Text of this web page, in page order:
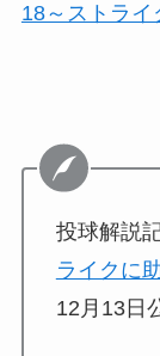
18～ストライ
投球解説
ライクに
12月13日